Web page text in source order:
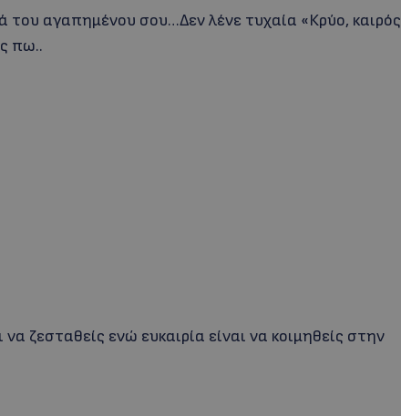
του αγαπημένου σου…Δεν λένε τυχαία «Κρύο, καιρός
πω..
ζεσταθείς ενώ ευκαιρία είναι να κοιμηθείς στην